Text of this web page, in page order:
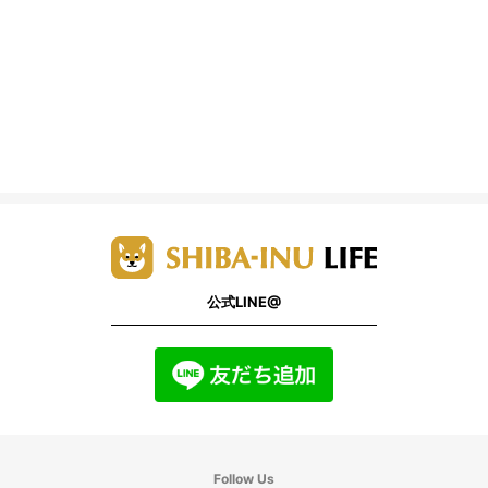
公式LINE@
Follow Us